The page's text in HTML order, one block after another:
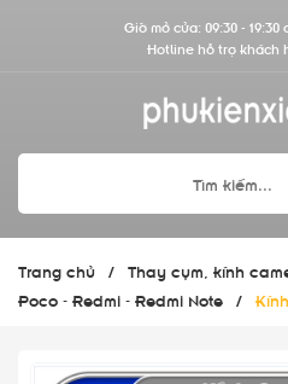
Giờ mở cửa: 09:30 -
Hotline hỗ trợ khách
Trang chủ / Thay cụm, kính
Poco - Redmi - Redmi Note /